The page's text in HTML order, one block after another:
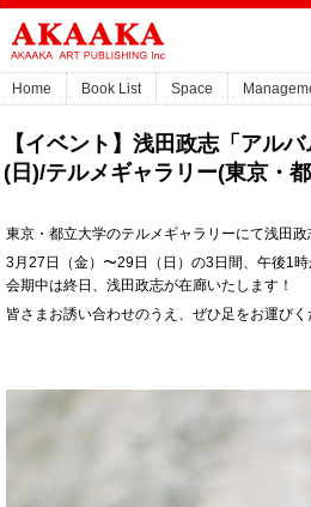
Home Book List Space
【イベント】浅田政志「アル
(日)/テルメギャラリー(東京・
東京・都立大学のテルメギャラリーにて浅田政
3月27日（金）〜29日（日）の3日間、午後1時
会期中は終日、浅田政志が在廊いたします！
皆さまお誘い合わせのうえ、ぜひ足をお運びく